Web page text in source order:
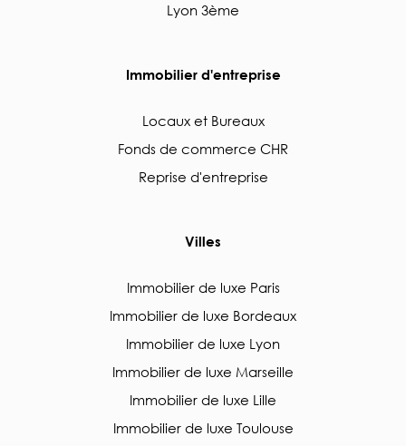
Lyon 3ème
Immobilier d'entreprise
Locaux et Bureaux
Fonds de commerce CHR
Reprise d'entreprise
Villes
Immobilier de luxe Paris
Immobilier de luxe Bordeaux
Immobilier de luxe Lyon
Immobilier de luxe Marseille
Immobilier de luxe Lille
Immobilier de luxe Toulouse